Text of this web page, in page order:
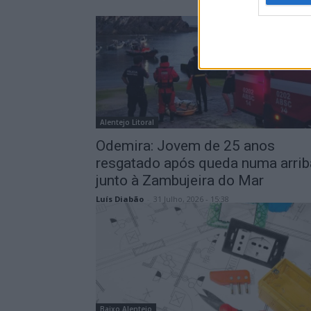
Alentejo Litoral
Odemira: Jovem de 25 anos
resgatado após queda numa
junto à Zambujeira do Mar
Luís Diabão 31 Julho, 2026 - 15:38
Baixo Alentejo